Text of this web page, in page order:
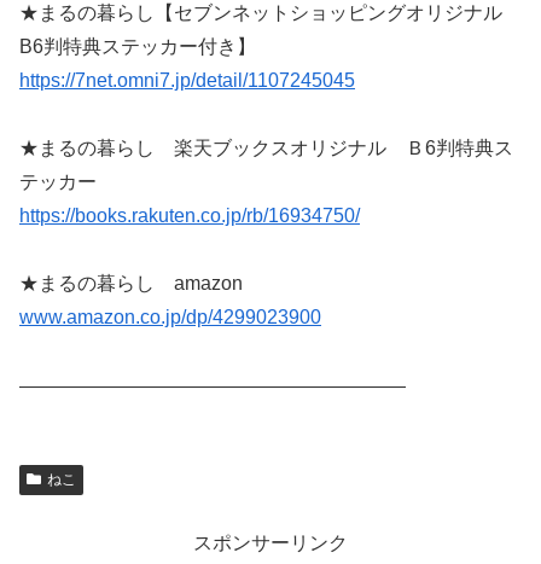
★まるの暮らし【セブンネットショッピングオリジナル
B6判特典ステッカー付き】
https://7net.omni7.jp/detail/1107245045
★まるの暮らし 楽天ブックスオリジナル Ｂ6判特典ス
テッカー
https://books.rakuten.co.jp/rb/16934750/
★まるの暮らし amazon
www.amazon.co.jp/dp/4299023900
————————————————————
ねこ
スポンサーリンク